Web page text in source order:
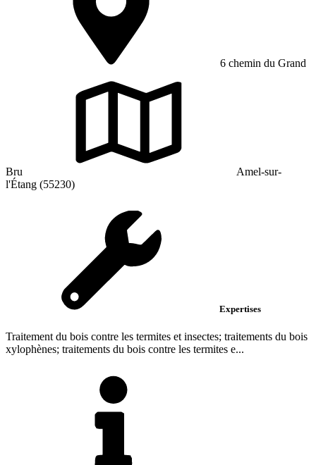
6 chemin du Grand
Bru
Amel-sur-
l'Étang (55230)
Expertises
Traitement du bois contre les termites et insectes; traitements du bois
xylophènes; traitements du bois contre les termites e...